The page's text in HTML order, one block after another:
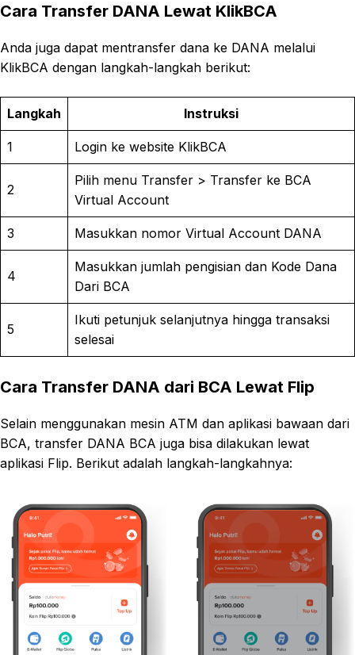
Cara Transfer DANA Lewat KlikBCA
Anda juga dapat mentransfer dana ke DANA melalui
KlikBCA dengan langkah-langkah berikut:
Langkah Instruksi
1 Login ke website KlikBCA
2
Pilih menu Transfer > Transfer ke BCA
Virtual Account
3 Masukkan nomor Virtual Account DANA
4
Masukkan jumlah pengisian dan Kode Dana
Dari BCA
5
Ikuti petunjuk selanjutnya hingga transaksi
selesai
Cara Transfer DANA dari BCA Lewat Flip
Selain menggunakan mesin ATM dan aplikasi bawaan dari
BCA, transfer DANA BCA juga bisa dilakukan lewat
aplikasi Flip. Berikut adalah langkah-langkahnya: